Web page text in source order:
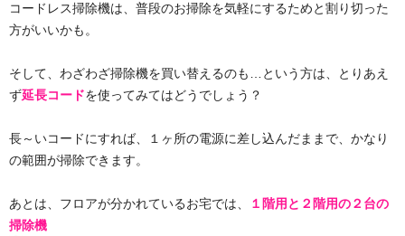
コードレス掃除機は、普段のお掃除を気軽にするためと割り切った
方がいいかも。
そして、わざわざ掃除機を買い替えるのも…という方は、とりあえ
ず延長コードを使ってみてはどうでしょう？
長～いコードにすれば、１ヶ所の電源に差し込んだままで、かなり
の範囲が掃除できます。
あとは、フロアが分かれているお宅では、
１階用と２階用の２台の
掃除機